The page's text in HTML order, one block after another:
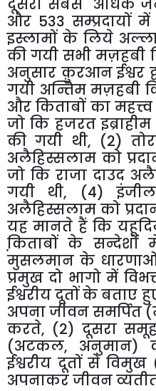
दूसरा सबसे अधिक
और 533 सम्प्रदायों में
इस्लामों के लिये
की गयी सभी मज़हबी
अनुसार क़ुरआन ईश्वर
गयी अन्तिम मज़हबी
और किताबों का
जो कि हजरत
की गयी थी, (2)
अलैहिस्सलाम को
जो कि राजा दाउद
गयी थी, (4)
अलैहिस्सलाम को
यह मानते हैं कि
कि़ताबों के सन्देशों
मुसलमान के
प्रमुख दो भागो में
ईश्वरीय दूतों के बताए
अपना जीवन समर्पित
करते, (2) दूसरा
(अटकल, अनुमान)
ईश्वरीय दूतों से
अपनाकर जीवन